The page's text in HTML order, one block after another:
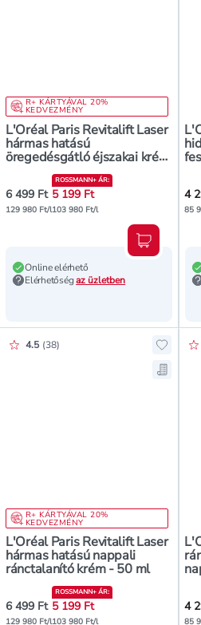
R+ KÁRTYÁVAL 20%
KEDVEZMÉNY
L'Oréal Paris Revitalift Laser
hármas hatású
öregedésgátló éjszakai krém
- 50 ml
6 499 Ft
129 980 Ft/l
ROSSMANN+ ÁR:
5 199 Ft
103 980 Ft/l
Online elérhető
Elérhetőségaz üzletben
Kosárba
4
85
R+ KÁRTYÁVAL 20%
KEDVEZMÉNY
L'Oréal Paris Revitalift Laser
hármas hatású nappali
ránctalanító krém - 50 ml
Értékelés pontszáma:
4.5 (38)
6 499 Ft
129 980 Ft/l
ROSSMANN+ ÁR:
5 199 Ft
103 980 Ft/l
4
85